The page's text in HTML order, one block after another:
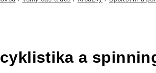
cyklistika a